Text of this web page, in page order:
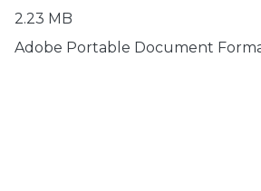
2.23 MB
Adobe Portable Document